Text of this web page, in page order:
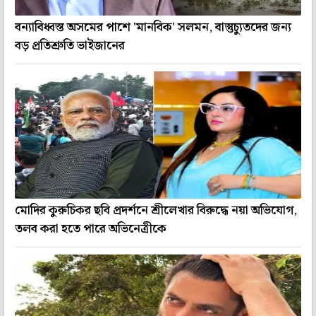
বন্যাবিধ্বস্ত অসমের পাশে 'মানবিক' সলমন, বাস্তুচ্যুতদের জন্য
বড় প্রতিশ্রুতি ভাইজানের
মোদির কুরুচিকর ছবি প্রদর্শনে শ্রীলেখার বিরুদ্ধে নয়া অভিযোগ,
তলব করা হতে পারে অভিনেত্রীকে